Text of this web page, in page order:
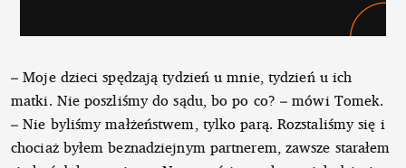
– Moje dzieci spędzają tydzień u mnie, tydzień u ich
matki. Nie poszliśmy do sądu, bo po co? – mówi Tomek.
– Nie byliśmy małżeństwem, tylko parą. Rozstaliśmy się i
chociaż byłem beznadziejnym partnerem, zawsze starałem